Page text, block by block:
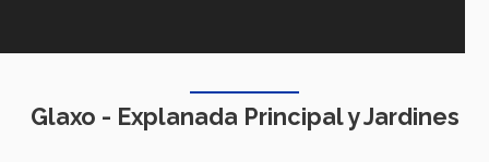
Glaxo - Explanada Principal y Jardines